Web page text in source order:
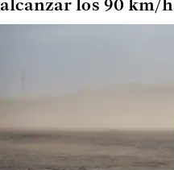
alcanzar los 90 km/h